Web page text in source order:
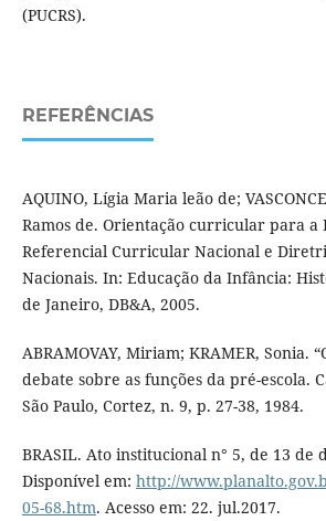
(PUCRS).
REFERÊNCIAS
AQUINO, Lígia Maria leão de;
Ramos de. Orientação curricular para a
Referencial Curricular Nacional e
Nacionais. In: Educação da Infância:
de Janeiro, DB&A, 2005.
ABRAMOVAY, Miriam; KRAMER, Sonia.
debate sobre as funções da pré-escola.
São Paulo, Cortez, n. 9, p. 27-38, 1984.
BRASIL. Ato institucional n° 5, de 13 de
Disponível em: http://
05-68.htm. Acesso em: 22. jul.2017.